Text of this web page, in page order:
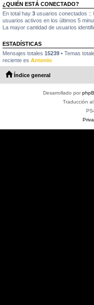
¿QUIÉN ESTÁ CONECTADO?
En total hay 3 usuarios conectados ::
usuarios activos en los últimos 5
La mayor cantidad de usuarios
ESTADÍSTICAS
Mensajes totales 15239 • Temas
reciente es Antonio
Índice general
Desarrollado por
Traducción